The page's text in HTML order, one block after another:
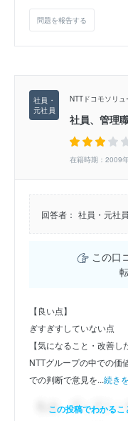
問題を報告する
NTTドコモソリ
社員、管理
在籍時期：2009
回答者： 社員・元社
この口
【良い点】
ぎすぎすしていない点
【気になること・改善し
NTTグループの中での価
での判断で意見を...続き
この投稿でわかるこ